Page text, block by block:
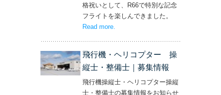
格祝いとして、R66で特別な記念
フライトを楽しんできました。
Read more
飛行機・ヘリコプター 操
縦士・整備士｜募集情報
飛行機操縦士・ヘリコプター操縦
士・整備士の募集情報をお知らせ